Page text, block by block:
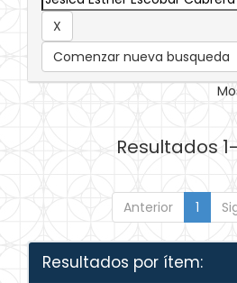
Comenzar nueva busqueda
Resultados 1-
Anterior 1
Resultados por ítem: